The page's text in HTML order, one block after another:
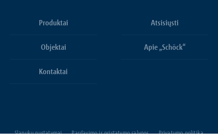
Produktai Atsisiųsti
Objektai Apie „Schöck“
Kontaktai
Slapukų nustatymai Pardavimo ir pristatymo sąlygos
Privatumo politika